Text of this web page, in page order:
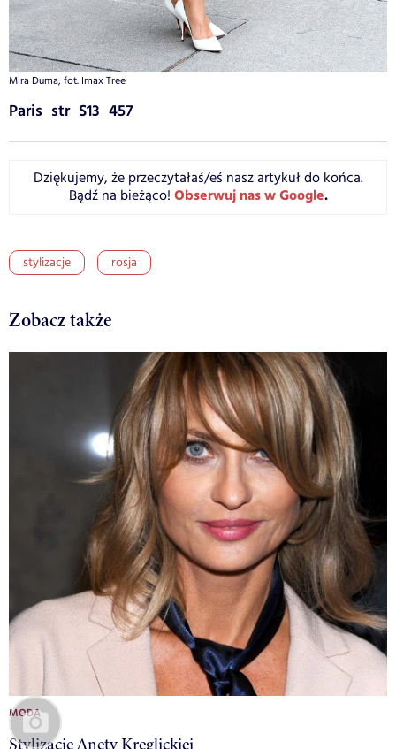
Mira Duma, fot. Imax Tree
Paris_str_S13_457
Dziękujemy, że przeczytałaś/eś nasz artykuł do końca.
Bądź na bieżąco! Obserwuj nas w Google.
stylizacje rosja
Zobacz także
MODA